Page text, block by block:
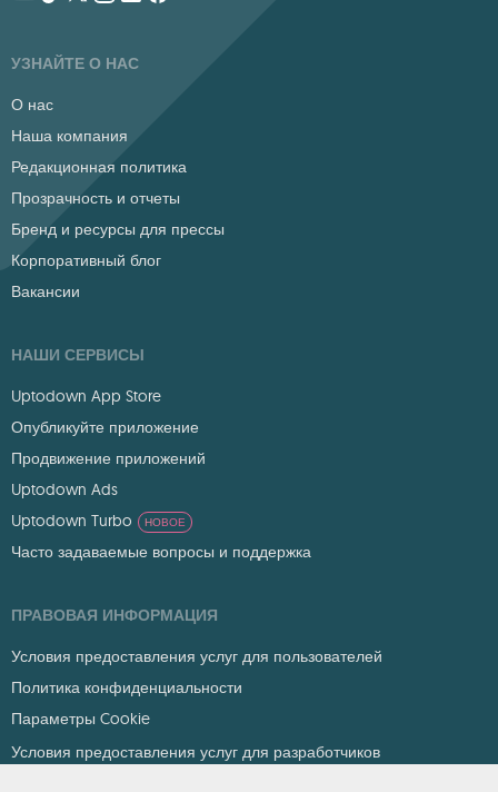
УЗНАЙТЕ О НАС
О нас
Наша компания
Редакционная политика
Прозрачность и отчеты
Бренд и ресурсы для прессы
Корпоративный блог
Вакансии
НАШИ СЕРВИСЫ
Uptodown App Store
Опубликуйте приложение
Продвижение приложений
Uptodown Ads
Uptodown Turbo
НОВОЕ
Часто задаваемые вопросы и поддержка
ПРАВОВАЯ ИНФОРМАЦИЯ
Условия предоставления услуг для пользователей
Политика конфиденциальности
Параметры Cookie
Условия предоставления услуг для разработчиков